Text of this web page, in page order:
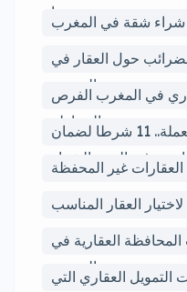
نوع منها
شراء شقة في المغرب
حول العقار في
المغرب
في المغرب الفرص
والمخاطر
السيارات المستعملة.. 11 شرطا لضمان
فى البيع والشراء
العقارات غير المحفظة
العقار المناسب
المحافظة العقارية في
المغرب
التمويل العقاري التي